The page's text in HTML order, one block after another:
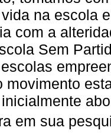
na escola
com a
Sem
movimento
em sua